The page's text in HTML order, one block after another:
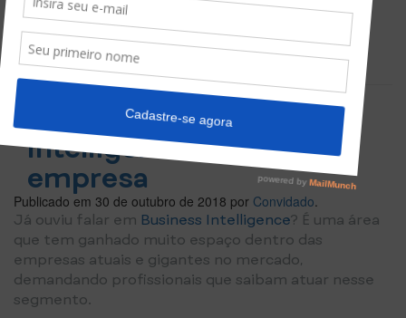
Tag:Business
Intelligence
Por que aplicar Business
Intelligence na sua
empresa
Publicado em 30 de outubro de 2018 por Convidado.
Já ouviu falar em Business Intelligence? É uma área
que tem ganhado muito espaço dentro das
empresas atuais e gigantes no mercado,
demandando profissionais que saibam atuar nesse
segmento.